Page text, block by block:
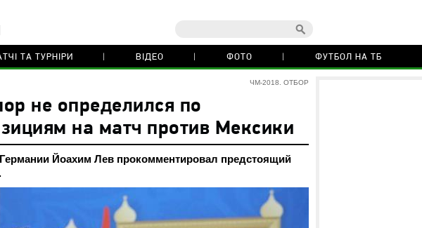
ТА ТУРНІРИ ВІДЕО ФОТО ФУТБОЛ НА ТБ
ЧМ-2018. ОТБОР
не определился по
на матч против Мексики
Йоахим Лев прокомментировал предстоящий